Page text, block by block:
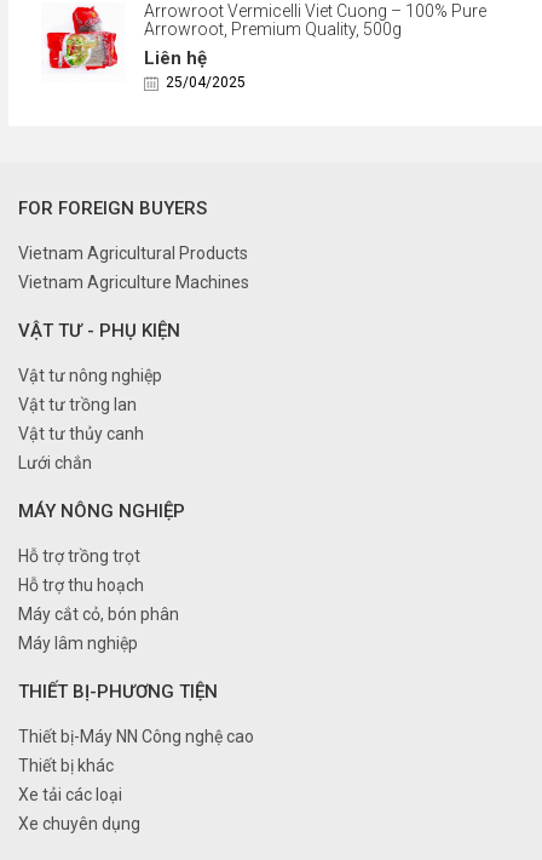
Arrowroot Vermicelli Viet Cuong – 100% Pure
Arrowroot, Premium Quality, 500g
Liên hệ
25/04/2025
FOR FOREIGN BUYERS
Vietnam Agricultural Products
Vietnam Agriculture Machines
VẬT TƯ - PHỤ KIỆN
Vật tư nông nghiệp
Vật tư trồng lan
Vật tư thủy canh
Lưới chắn
MÁY NÔNG NGHIỆP
Hỗ trợ trồng trọt
Hỗ trợ thu hoạch
Máy cắt cỏ, bón phân
Máy lâm nghiệp
THIẾT BỊ-PHƯƠNG TIỆN
Thiết bị-Máy NN Công nghệ cao
Thiết bị khác
Xe tải các loại
Xe chuyên dụng